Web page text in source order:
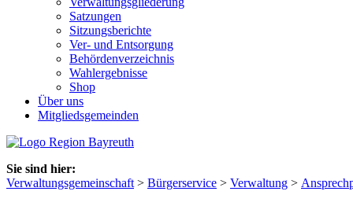
Satzungen
Sitzungsberichte
Ver- und Entsorgung
Behördenverzeichnis
Wahlergebnisse
Shop
Über uns
Mitgliedsgemeinden
Sie sind hier:
Verwaltungsgemeinschaft > Bürgerservice > Verwaltung >